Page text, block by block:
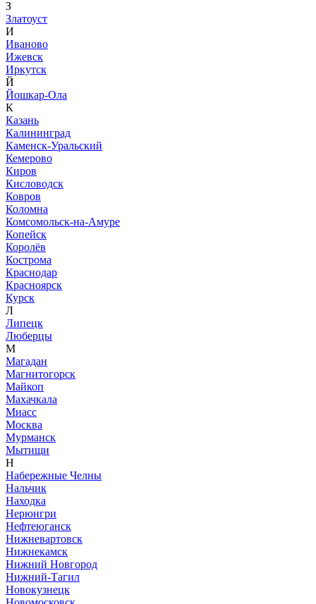
З
Златоуст
И
Иваново
Ижевск
Иркутск
Й
Йошкар-Ола
К
Казань
Калининград
Каменск-Уральский
Кемерово
Киров
Кисловодск
Ковров
Коломна
Комсомольск-на-Амуре
Копейск
Королёв
Кострома
Краснодар
Красноярск
Курск
Л
Липецк
Люберцы
М
Магадан
Магнитогорск
Майкоп
Махачкала
Миасс
Москва
Мурманск
Мытищи
Н
Набережные Челны
Нальчик
Находка
Нерюнгри
Нефтеюганск
Нижневартовск
Нижнекамск
Нижний Новгород
Нижний-Тагил
Новокузнецк